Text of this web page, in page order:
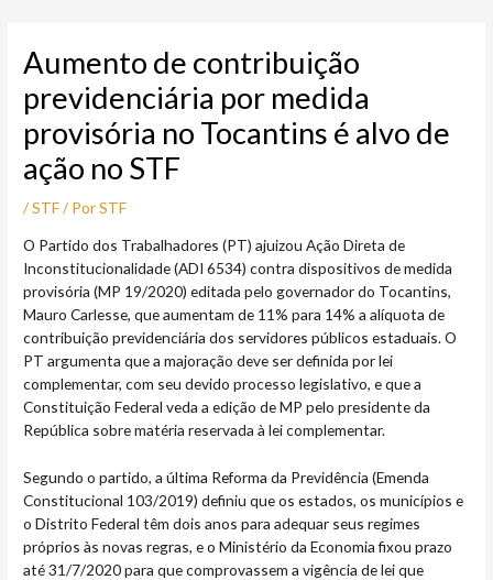
conteúdo
Aumento de contribuição
previdenciária por medida
provisória no Tocantins é alvo de
ação no STF
/STF/ PorSTF
O Partido dos Trabalhadores (PT) ajuizou Ação Direta de
Inconstitucionalidade (ADI 6534) contra dispositivos de medida
provisória (MP 19/2020) editada pelo governador do Tocantins,
Mauro Carlesse, que aumentam de 11% para 14% a alíquota de
contribuição previdenciária dos servidores públicos estaduais. O
PT argumenta que a majoração deve ser definida por lei
complementar, com seu devido processo legislativo, e que a
Constituição Federal veda a edição de MP pelo presidente da
República sobre matéria reservada à lei complementar.
Segundo o partido, a última Reforma da Previdência (Emenda
Constitucional 103/2019) definiu que os estados, os municípios e
o Distrito Federal têm dois anos para adequar seus regimes
próprios às novas regras, e o Ministério da Economia fixou prazo
até 31/7/2020 para que comprovassem a vigência de lei que